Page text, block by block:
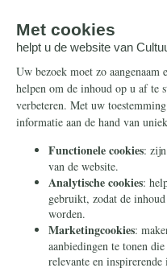
Islamisering
10 juli 2026